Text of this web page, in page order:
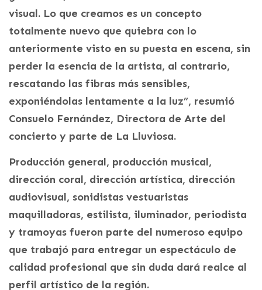
visual. Lo que creamos es un concepto
totalmente nuevo que quiebra con lo
anteriormente visto en su puesta en escena, sin
perder la esencia de la artista, al contrario,
rescatando las fibras más sensibles,
exponiéndolas lentamente a la luz”, resumió
Consuelo Fernández, Directora de Arte del
concierto y parte de La Lluviosa.
Producción general, producción musical,
dirección coral, dirección artística, dirección
audiovisual, sonidistas vestuaristas
maquilladoras, estilista, iluminador, periodista
y tramoyas fueron parte del numeroso equipo
que trabajó para entregar un espectáculo de
calidad profesional que sin duda dará realce al
perfil artístico de la región.